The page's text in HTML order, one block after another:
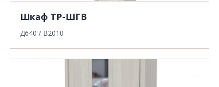
Шкаф ТР-ШГВ
Д640 / В2010